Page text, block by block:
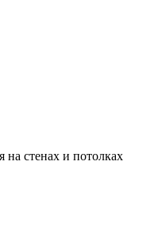
стенах и потолках